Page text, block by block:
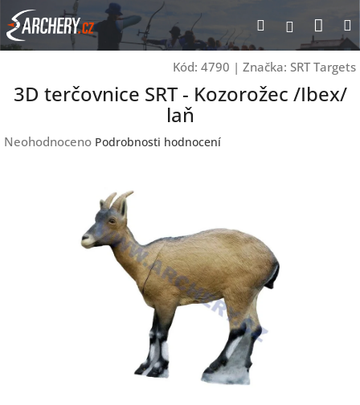
Přejít
na
obsah
Hledat
Kód: 4790 | Značka: SRT Targets
3D terčovnice SRT - Kozorožec /Ibex/
laň
Průměrné
Neohodnoceno Podrobnosti hodnocení